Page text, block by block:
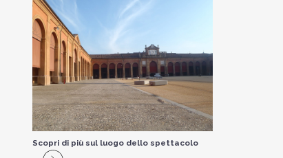
Scopri di più sul luogo dello spettacolo